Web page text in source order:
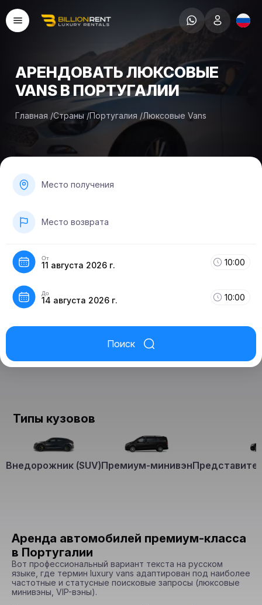
АРЕНДОВАТЬ ЛЮКСОВЫЕ
VANS В ПОРТУГАЛИИ
Главная /Страны /Португалия /Люксовые Vans
Место получения
Место возврата
От
11 августа 2026 г. 10:00
До
14 августа 2026 г. 10:00
Поиск
Типы кузовов
Внедорожник (SUV)Премиум-минивэн
Аренда автомобилей премиум-класса
в Португалии
Вот профессиональный вариант текста на русском
языке, где термин luxury vans адаптирован под наиболее
частотные и статусные поисковые запросы (люксовые
минивэны, VIP-вэны).